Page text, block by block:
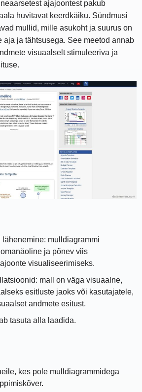
ajajoontest pakub
huvitavat keerdkäiku. Sündmusi
mullid, mille asukoht ja suurus on
aja ja tähtsusega. See meetod annab
visuaalselt stimuleeriva ja
lähenemine: mulldiagrammi
ja põnev viis
visualiseerimiseks.
mall on väga visuaalne,
esitluste jaoks või kasutajatele,
andmete esitust.
tasuta alla laadida.
kes pole mulldiagrammidega